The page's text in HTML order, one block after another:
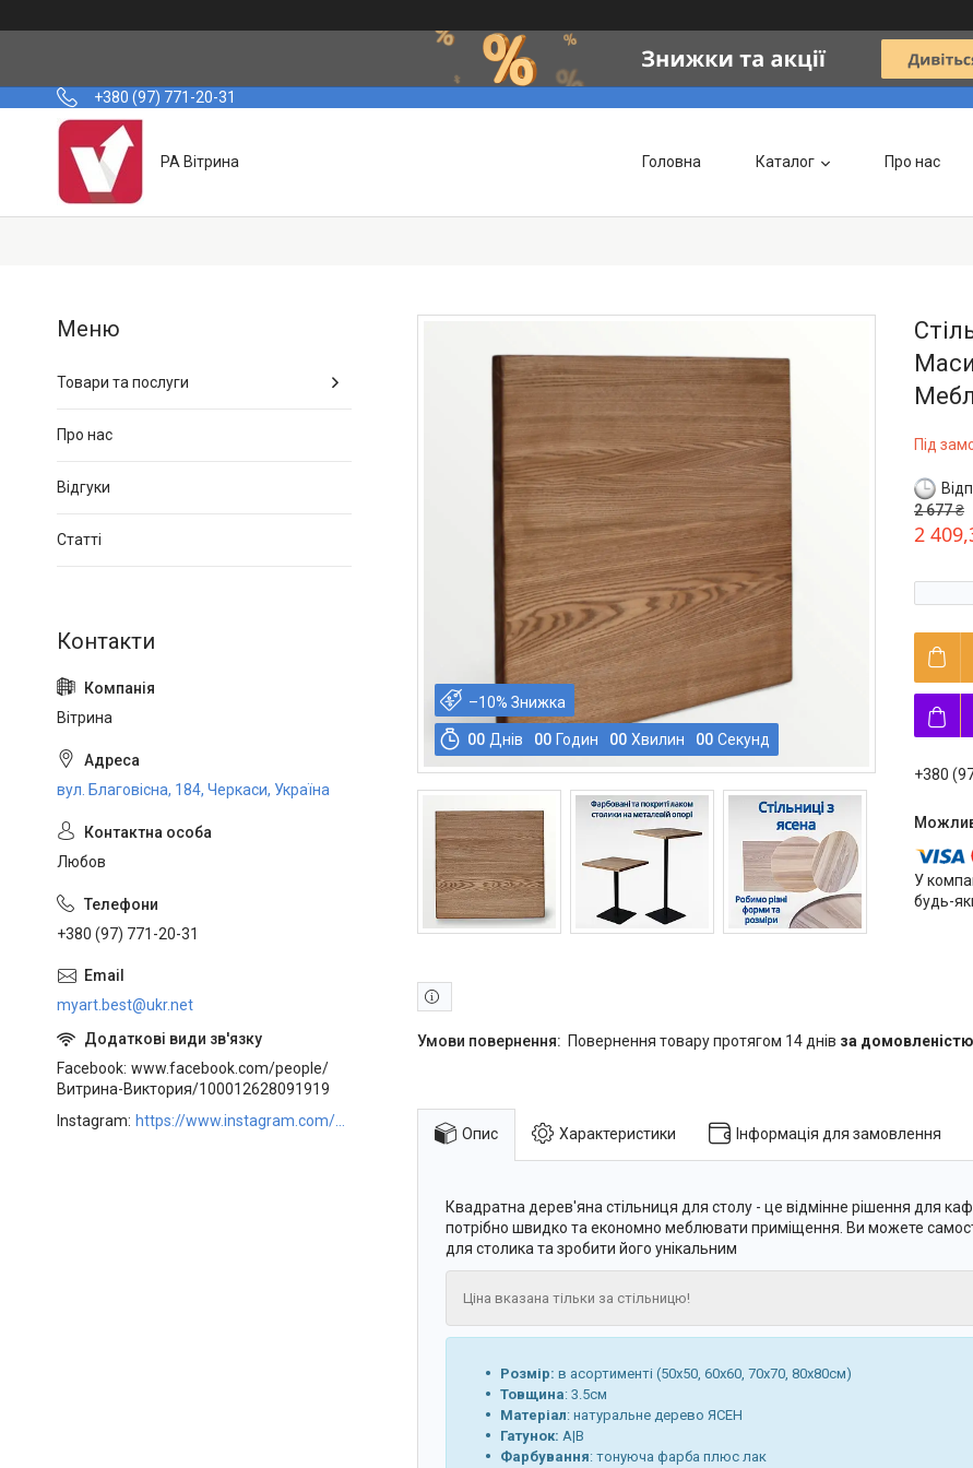
+380 (97) 771-20-31
РА Вітрина Головна Каталог Про нас
–10%
00 Днів 00 Годин 00 Хвилин 00 Секунд
Під
2 677 ₴
2
+380
У
будь-
повернення товару протягом 14 днів за домовленістю
Опис Характеристики Інформація для замовлення
Квадратна дерев'яна стільниця для столу - це відмінне рішення для
потрібно швидко та економно меблювати приміщення. Ви можете
для столика та зробити його унікальним
Ціна вказана тільки за стільницю!
Розмір: в асортименті (50х50, 60х60, 70х70, 80х80см)
Товщина: 3.5см
Матеріал: натуральне дерево ЯСЕН
Гатунок: А|В
Фарбування: тонуюча фарба плюс лак
Товари та послуги
Про нас
Відгуки
Статті
Вітрина
вул. Благовісна, 184, Черкаси, Україна
Любов
+380 (97) 771-20-31
myart.best@ukr.net
Facebook www.facebook.com/people/
Витрина-Виктория/100012628091919
Instagram